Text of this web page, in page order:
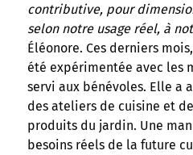
contributive, pour
selon notre usage réel, à
Éléonore. Ces derniers
été expérimentée avec les
servi aux bénévoles. Elle a
des ateliers de cuisine et
produits du jardin. Une
besoins réels de la future